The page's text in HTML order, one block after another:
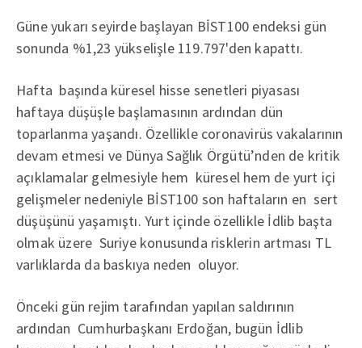
Güne yukarı seyirde başlayan BİST100 endeksi gün
sonunda %1,23 yükselişle 119.797'den kapattı.
Hafta başında küresel hisse senetleri piyasası
haftaya düşüşle başlamasının ardından dün
toparlanma yaşandı. Özellikle coronavirüs vakalarının
devam etmesi ve Dünya Sağlık Örgütü’nden de kritik
açıklamalar gelmesiyle hem küresel hem de yurt içi
gelişmeler nedeniyle BİST100 son haftaların en sert
düşüşünü yaşamıştı. Yurt içinde özellikle İdlib başta
olmak üzere Suriye konusunda risklerin artması TL
varlıklarda da baskıya neden oluyor.
Önceki gün rejim tarafından yapılan saldırının
ardından Cumhurbaşkanı Erdoğan, bugün İdlib